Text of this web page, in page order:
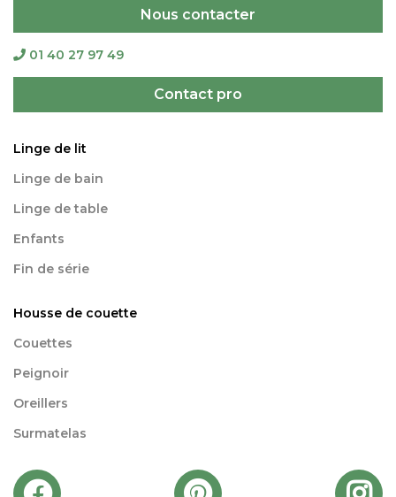
Nous contacter
01 40 27 97 49
Contact pro
Linge de lit
Linge de bain
Linge de table
Enfants
Fin de série
Housse de couette
Couettes
Peignoir
Oreillers
Surmatelas